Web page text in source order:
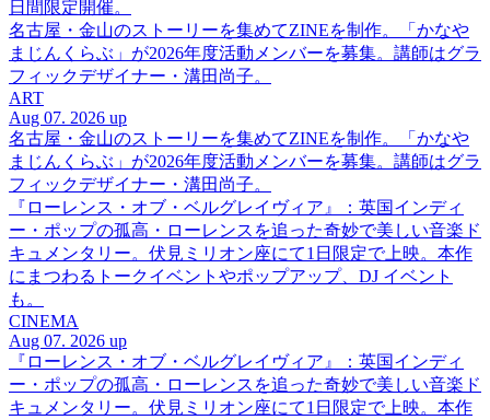
日間限定開催。
名古屋・金山のストーリーを集めてZINEを制作。「かなや
まじんくらぶ」が2026年度活動メンバーを募集。講師はグラ
フィックデザイナー・溝田尚子。
ART
Aug 07. 2026 up
名古屋・金山のストーリーを集めてZINEを制作。「かなや
まじんくらぶ」が2026年度活動メンバーを募集。講師はグラ
フィックデザイナー・溝田尚子。
『ローレンス・オブ・ベルグレイヴィア』：英国インディ
ー・ポップの孤高・ローレンスを追った奇妙で美しい音楽ド
キュメンタリー。伏見ミリオン座にて1日限定で上映。本作
にまつわるトークイベントやポップアップ、DJ イベント
も。
CINEMA
Aug 07. 2026 up
『ローレンス・オブ・ベルグレイヴィア』：英国インディ
ー・ポップの孤高・ローレンスを追った奇妙で美しい音楽ド
キュメンタリー。伏見ミリオン座にて1日限定で上映。本作